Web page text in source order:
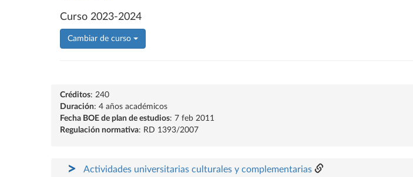
Curso 2023-2024
Cambiar de curso
Créditos: 240
Duración: 4 años académicos
Fecha BOE de plan de estudios: 7 feb 2011
Regulación normativa: RD 1393/2007
Actividades universitarias culturales y complementarias